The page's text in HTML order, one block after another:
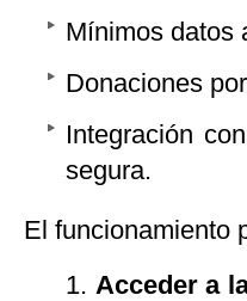
Mínimos datos
Donaciones
Integración
segura.
El funcionamiento
Acceder a